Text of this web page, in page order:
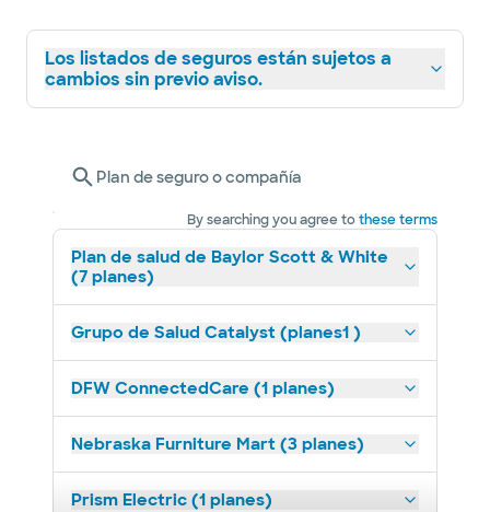
Los listados de seguros están sujetos a
cambios sin previo aviso.
Plan de seguro o compañía
By searching you agree tothese terms
Plan de salud de Baylor Scott & White
(7 planes)
Grupo de Salud Catalyst (planes1 )
DFW ConnectedCare (1 planes)
Nebraska Furniture Mart (3 planes)
Prism Electric (1 planes)